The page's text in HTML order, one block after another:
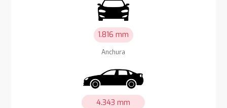
1.816 mm
Anchura
4.343 mm